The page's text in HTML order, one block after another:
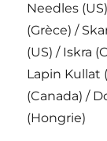
Needles
(Grèce) /
(US) / Iskra
Lapin Kullat
(Canada) /
(Hongrie)